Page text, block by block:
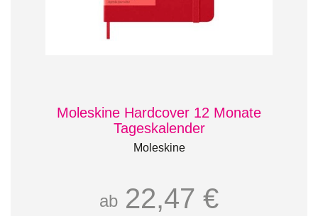
Moleskine Hardcover 12 Monate
Tageskalender
Moleskine
ab 22,47 €